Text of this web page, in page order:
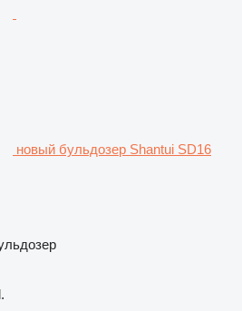
новый бульдозер Shantui SD16